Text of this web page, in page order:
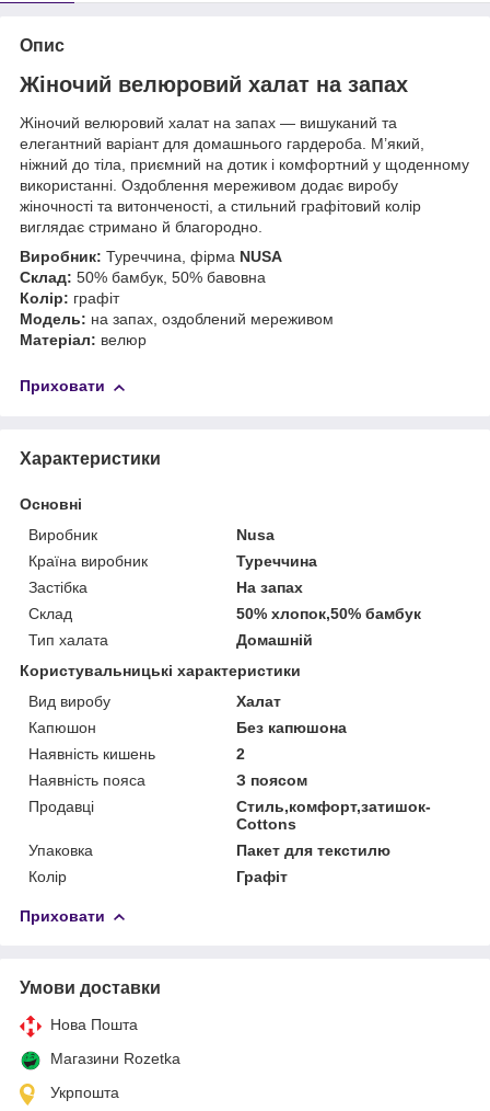
Опис
Жіночий велюровий халат на запах
Жіночий велюровий халат на запах — вишуканий та
елегантний варіант для домашнього гардероба. М’який,
ніжний до тіла, приємний на дотик і комфортний у щоденному
використанні. Оздоблення мереживом додає виробу
жіночності та витонченості, а стильний графітовий колір
виглядає стримано й благородно.
Виробник: Туреччина, фірма NUSA
Склад: 50% бамбук, 50% бавовна
Колір: графіт
Модель: на запах, оздоблений мереживом
Матеріал: велюр
Приховати
Характеристики
Основні
Виробник
Nusa
Країна виробник
Туреччина
Застібка
На запах
Склад
50% хлопок,50% бамбук
Тип халата
Домашній
Користувальницькі характеристики
Вид виробу
Халат
Капюшон
Без капюшона
Наявність кишень
2
Наявність пояса
З поясом
Продавці
Стиль,комфорт,затишок-
Cottons
Упаковка
Пакет для текстилю
Колір
Графіт
Приховати
Умови доставки
Нова Пошта
Магазини Rozetka
Укрпошта